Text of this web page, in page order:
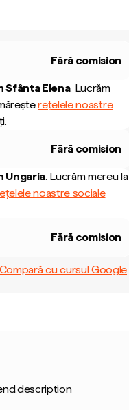
Fără comision
Sfânta Elena. Lucrăm
rețelele noastre
Fără comision
Ungaria. Lucrăm mereu la
noastre sociale
Fără comision
Compară cu cursul Google